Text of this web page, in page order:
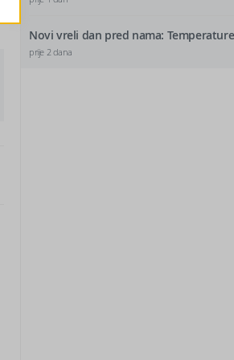
Novi vreli dan pred nama:
prije 2 dana